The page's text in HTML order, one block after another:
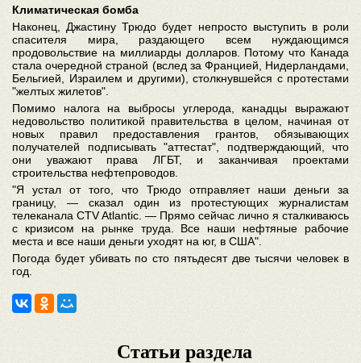
Климатическая бомба
Наконец, Джастину Трюдо будет непросто выступить в роли
спасителя мира, раздающего всем нуждающимся
продовольствие на миллиарды долларов. Потому что Канада
стала очередной страной (вслед за Францией, Нидерландами,
Бельгией, Израилем и другими), столкнувшейся с протестами
"желтых жилетов".
Помимо налога на выбросы углерода, канадцы выражают
недовольство политикой правительства в целом, начиная от
новых правил предоставления грантов, обязывающих
получателей подписывать "аттестат", подтверждающий, что
они уважают права ЛГБТ, и заканчивая проектами
строительства нефтепроводов.
"Я устал от того, что Трюдо отправляет наши деньги за
границу, — сказал один из протестующих журналистам
телеканала CTV Atlantic. — Прямо сейчас лично я сталкиваюсь
с кризисом на рынке труда. Все наши нефтяные рабочие
места и все наши деньги уходят на юг, в США".
Погода будет убивать по сто пятьдесят две тысячи человек в
год.
Статьи раздела